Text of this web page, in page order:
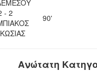
- 2
90'
Ανώτατη